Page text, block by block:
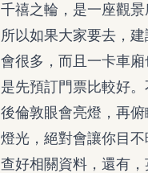
千禧之輪，是一座觀
所以如果大家要去，
會很多，而且一卡車
是先預訂門票比較好
後倫敦眼會亮燈，再
燈光，絕對會讓你目
查好相關資料，還有